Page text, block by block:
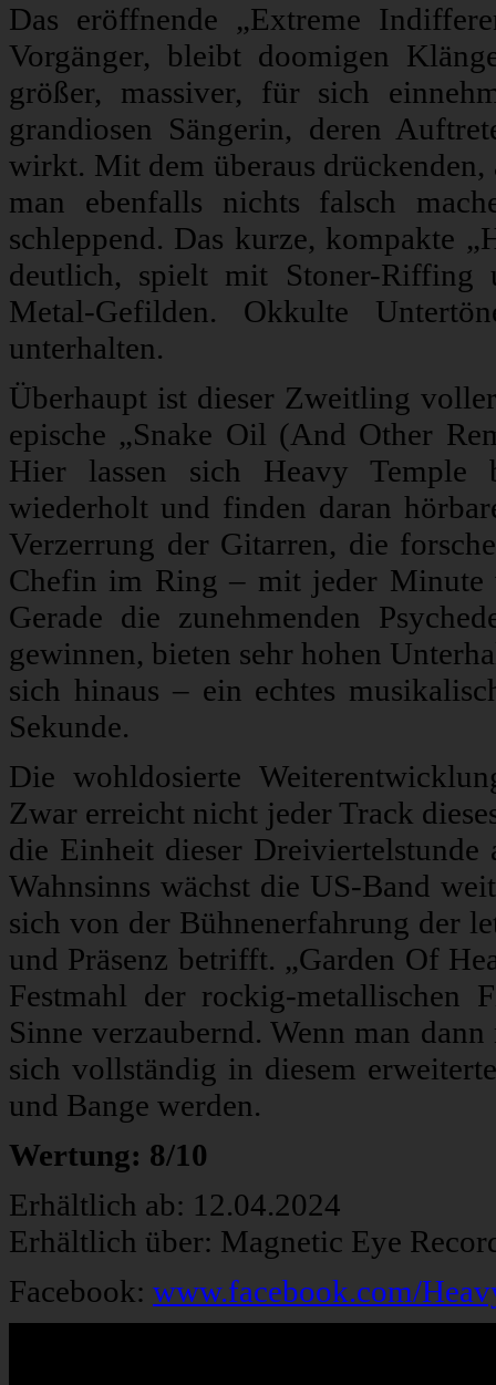
Das eröffnende „Extreme
Vorgänger, bleibt doomigen
größer, massiver, für sich
grandiosen Sängerin, deren
wirkt. Mit dem überaus drückenden,
man ebenfalls nichts falsch
schleppend. Das kurze, kompakte
deutlich, spielt mit Stoner-Riffing
Metal-Gefilden. Okkulte
unterhalten.
Überhaupt ist dieser Zweitling
epische „Snake Oil (And Other
Hier lassen sich Heavy Temple
wiederholt und finden daran
Verzerrung der Gitarren, die
Chefin im Ring – mit jeder Minute
Gerade die zunehmenden
gewinnen, bieten sehr hohen
sich hinaus – ein echtes
Sekunde.
Die wohldosierte
Zwar erreicht nicht jeder Track
die Einheit dieser
Wahnsinns wächst die US-Band
sich von der Bühnenerfahrung der
und Präsenz betrifft. „Garden Of
Festmahl der rockig-metallischen
Sinne verzaubernd. Wenn man
sich vollständig in diesem
und Bange werden.
Wertung: 8/10
Erhältlich ab: 12.04.2024
Erhältlich über: Magnetic Eye
Facebook: www.facebook.com/